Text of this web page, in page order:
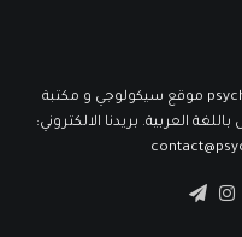
موقع بوابة علم النفس psychology doorway موقع سيكولوجي و مكتبة
العربية. بريدنا الالكتروني:
‫YouTubeانستقرام